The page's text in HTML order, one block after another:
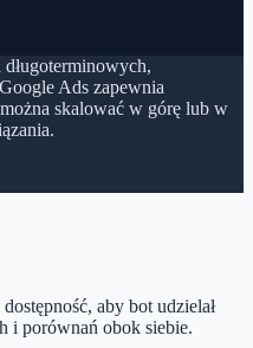
Ads zapewnia
skalować w górę lub w
aby bot udzielał
i porównań obok siebie.